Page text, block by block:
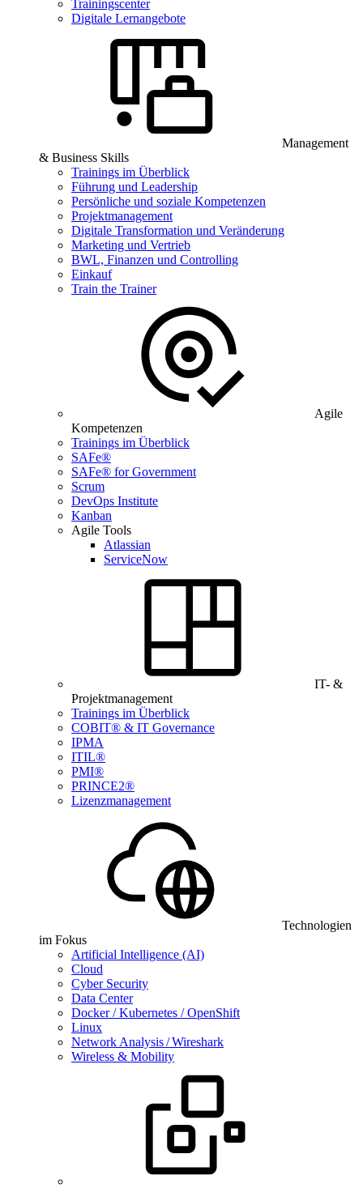
Trainingscenter
Digitale Lernangebote
Management
& Business Skills
Trainings im Überblick
Führung und Leadership
Persönliche und soziale Kompetenzen
Projektmanagement
Digitale Transformation und Veränderung
Marketing und Vertrieb
BWL, Finanzen und Controlling
Einkauf
Train the Trainer
Agile
Kompetenzen
Trainings im Überblick
SAFe®
SAFe® for Government
Scrum
DevOps Institute
Kanban
Agile Tools
Atlassian
ServiceNow
IT- &
Projektmanagement
Trainings im Überblick
COBIT® & IT Governance
IPMA
ITIL®
PMI®
PRINCE2®
Lizenzmanagement
Technologien
im Fokus
Artificial Intelligence (AI)
Cloud
Cyber Security
Data Center
Docker / Kubernetes / OpenShift
Linux
Network Analysis / Wireshark
Wireless & Mobility